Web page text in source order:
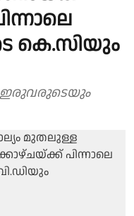
കെ.സിയും
ഇരുവരുടെയും